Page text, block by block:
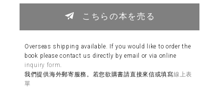
こちらの本を売る
Overseas shipping available. If you would like to order the
book please contact us directly by email or via online
inquiry form
我們提供海外郵寄服務。若您欲購書請直接來信或填寫線上表
單